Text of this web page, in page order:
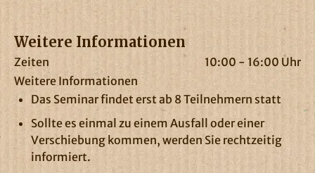
Weitere Informationen
Zeiten
10:00 - 16:00 Uhr
Weitere Informationen
Das Seminar findet erst ab 8 Teilnehmern statt
Sollte es einmal zu einem Ausfall oder einer
Verschiebung kommen, werden Sie rechtzeitig
informiert.